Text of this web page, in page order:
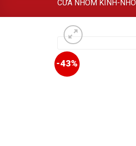
CỬA NHÔM KÍNH-
-43%